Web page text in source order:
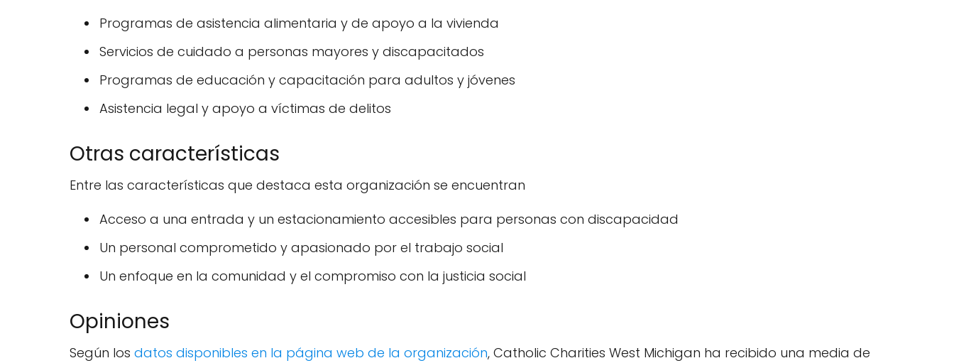
Programas de asistencia alimentaria y de apoyo a la vivienda
Servicios de cuidado a personas mayores y discapacitados
Programas de educación y capacitación para adultos y jóvenes
Asistencia legal y apoyo a víctimas de delitos
Otras características
Entre las características que destaca esta organización se encuentran
Acceso a una entrada y un estacionamiento accesibles para personas con discapacidad
Un personal comprometido y apasionado por el trabajo social
Un enfoque en la comunidad y el compromiso con la justicia social
Opiniones
Según los datos disponibles en la página web de la organización, Catholic Charities West Michigan ha recibido una media de